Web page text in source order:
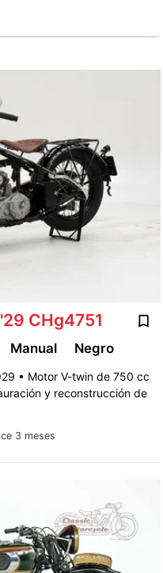
CHg4751
3 meses
Manual Negro
• Motor V-twin de 750 cc
y reconstrucción de